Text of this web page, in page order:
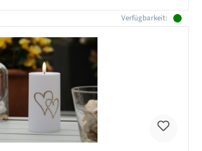
Verfügbarkeit: